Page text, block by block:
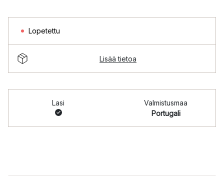
Lopetettu
Lisää tietoa
Lasi
Valmistusmaa
Portugali